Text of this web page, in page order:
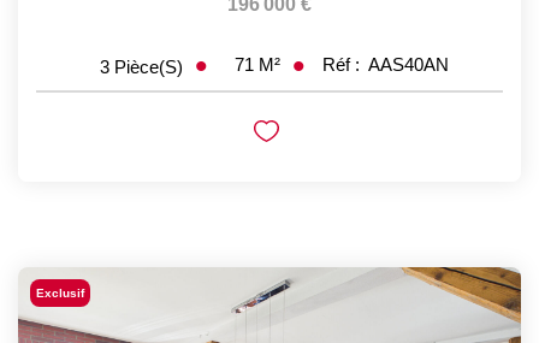
196 000 €
3 Pièce(s) 71 M² Réf : AAS40AN
Exclusif